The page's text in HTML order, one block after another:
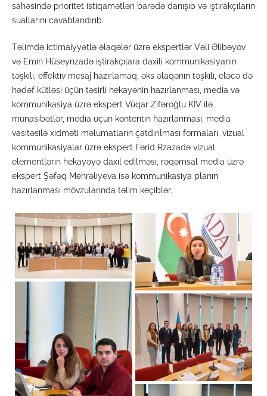
sahəsində prioritet istiqamətləri barədə danışıb və iştirakçıların
suallarını cavablandırıb.
Təlimdə ictimaiyyətlə əlaqələr üzrə ekspertlər Vəli Əlibəyov
və Emin Hüseynzadə iştirakçılara daxili kommunikasiyanın
təşkili, effektiv mesaj hazırlamaq, əks əlaqənin təşkili, eləcə də
hədəf kütləsi üçün təsirli hekayənin hazırlanması, media və
kommunikasiya üzrə ekspert Vüqar Zifəroğlu KİV ilə
münasibətlər, media üçün kontentin hazırlanması, media
vasitəsilə xidməti məlumatların çatdırılması formaları, vizual
kommunikasiyalar üzrə ekspert Fərid Rzazadə vizual
elementlərin hekayəyə daxil edilməsi, rəqəmsal media üzrə
ekspert Şəfəq Mehrəliyeva isə kommunikasiya planın
hazırlanması mövzularında təlim keçiblər.